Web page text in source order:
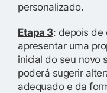
personalizado.
Etapa 3: depois de
apresentar uma
inicial do seu novo
poderá sugerir
adequado e da